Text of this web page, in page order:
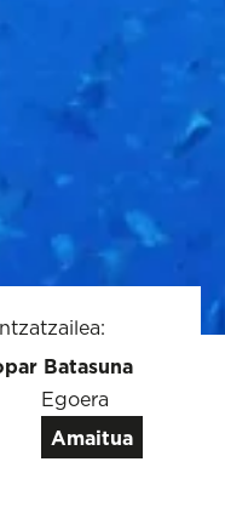
Batasuna
Egoera
Amaitua